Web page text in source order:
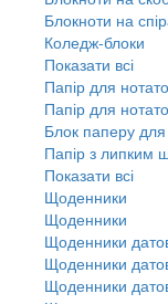
Блокноти на
Коледж-блоки
Показати всі
Папір для
Папір для
Блок паперу для
Папір з липким
Показати всі
Щоденники
Щоденники
Щоденники
Щоденники
Щоденники